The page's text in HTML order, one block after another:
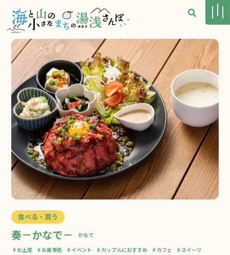
食べる・買う
奏－かなで－
かなで
お土産
お食事処 イベント カップルにおすすめ カフェ
スイーツ